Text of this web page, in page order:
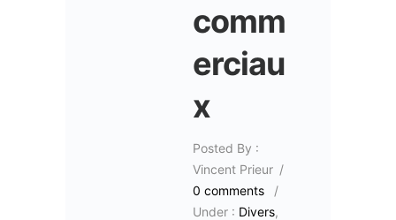
comm
erciau
x
Posted By :
Vincent Prieur /
0 comments
/
Under : Divers,